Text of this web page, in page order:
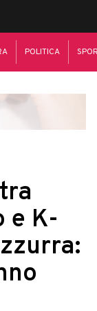
POLITICA
e K-